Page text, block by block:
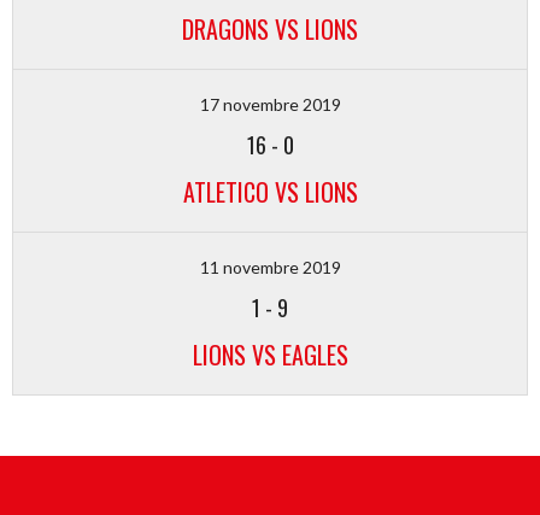
DRAGONS VS LIONS
17 novembre 2019
16 - 0
ATLETICO VS LIONS
11 novembre 2019
1 - 9
LIONS VS EAGLES